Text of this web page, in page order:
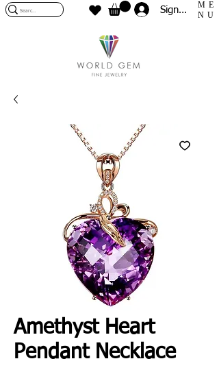
Sign In
ME
NU
Amethyst Heart
Pendant Necklace